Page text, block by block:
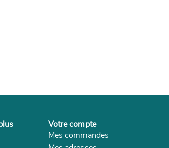
Votre compte
Mes commandes